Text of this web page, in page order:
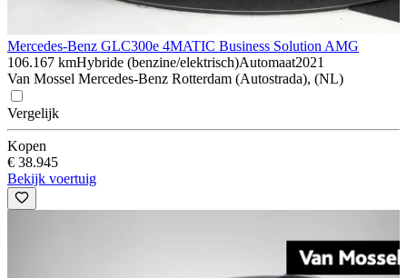
Mercedes-Benz GLC300e 4MATIC Business Solution AMG
106.167 kmHybride (benzine/elektrisch)Automaat2021
Van Mossel Mercedes-Benz Rotterdam (Autostrada), (NL)
Vergelijk
Kopen
€ 38.945
Bekijk voertuig